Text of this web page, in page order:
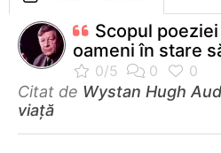
Scopul
oameni în stare
Citat de Wystan Hugh
viață